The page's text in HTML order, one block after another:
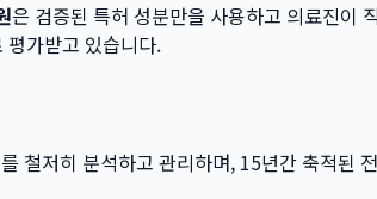
은 검증된 특허 성분만을 사용하고 의료진이
평가받고 있습니다.
철저히 분석하고 관리하며, 15년간 축적된